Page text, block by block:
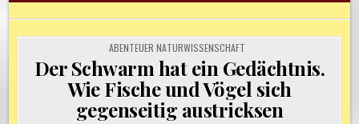
POSTED
IN
ABENTEUER NATURWISSENSCHAFT
Der Schwarm hat ein Gedächtnis.
Wie Fische und Vögel sich
gegenseitig austricksen